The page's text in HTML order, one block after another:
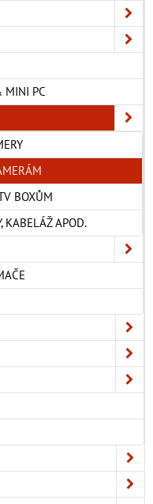
MINI PC
BOXŮM
KABELÁŽ APOD.